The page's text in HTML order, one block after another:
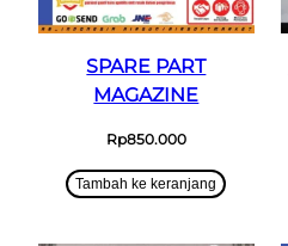
SPARE PART
MAGAZINE
Rp850.000
Tambah ke keranjang